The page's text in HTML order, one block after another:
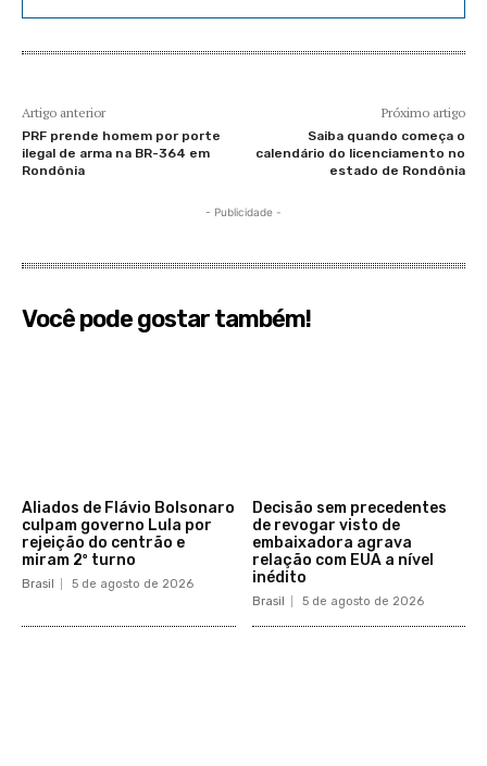
Artigo anterior
PRF prende homem por porte
ilegal de arma na BR-364 em
Rondônia
Próximo artigo
Saiba quando começa o
calendário do licenciamento no
estado de Rondônia
- Publicidade -
Você pode gostar também!
Aliados de Flávio Bolsonaro
culpam governo Lula por
rejeição do centrão e
miram 2º turno
Brasil 5 de agosto de 2026
Decisão sem precedentes
de revogar visto de
embaixadora agrava
relação com EUA a nível
inédito
Brasil 5 de agosto de 2026